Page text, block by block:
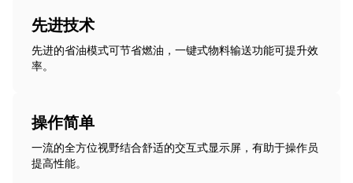
先进技术
先进的省油模式可节省燃油，一键式物料输送功能可提升效
率。
操作简单
一流的全方位视野结合舒适的交互式显示屏，有助于操作员
提高性能。